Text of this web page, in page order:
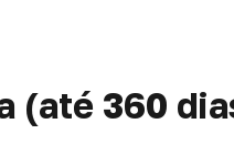
(até 360